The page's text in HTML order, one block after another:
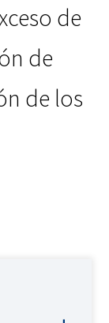
de
de
de los